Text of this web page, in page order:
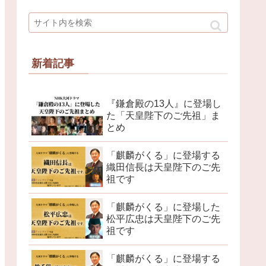
新着記事
『鎌倉殿の13人』に登場し
た「天皇陛下のご先祖」ま
とめ
「麒麟がくる」に登場する
織田信長は天皇陛下のご先
祖です
「麒麟がくる」に登場した
松平広忠は天皇陛下のご先
祖です
「麒麟がくる」に登場する